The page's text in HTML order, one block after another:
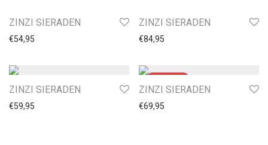
ZINZI SIERADEN
€54,95
ZINZI SIERADEN
€84,95
ZINZI SIERADEN
€59,95
ZINZI SIERADEN
€69,95